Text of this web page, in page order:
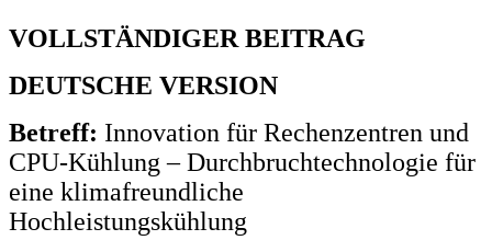
VOLLSTÄNDIGER BEITRAG
DEUTSCHE VERSION
Betreff: Innovation für Rechenzentren und
CPU-Kühlung – Durchbruchtechnologie für
eine klimafreundliche
Hochleistungskühlung